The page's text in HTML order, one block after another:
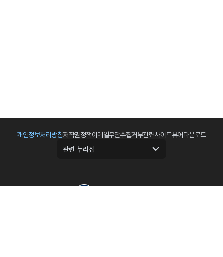
개인정보처리방침저작권정책이메일무단수집거부관련사이트뷰어다운로드
관련 누리집